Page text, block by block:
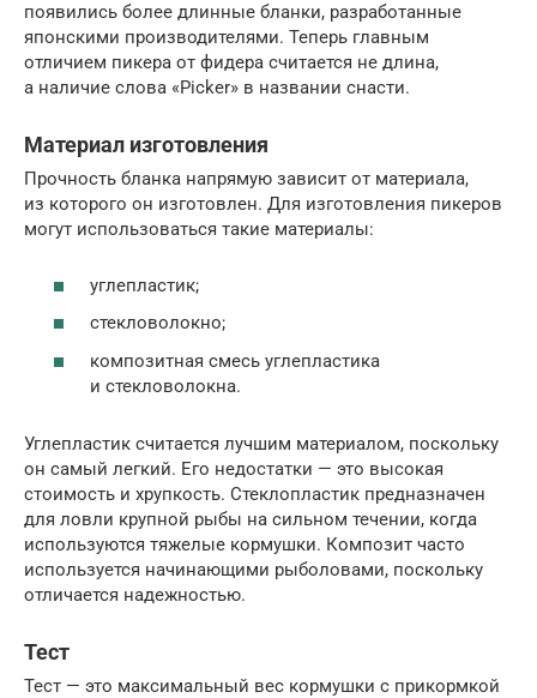
появились более длинные бланки, разработанные
японскими производителями. Теперь главным
отличием пикера от фидера считается не длина,
а наличие слова «Picker» в названии снасти.
Материал изготовления
Прочность бланка напрямую зависит от материала,
из которого он изготовлен. Для изготовления пикеров
могут использоваться такие материалы:
углепластик;
стекловолокно;
композитная смесь углепластика
и стекловолокна.
Углепластик считается лучшим материалом, поскольку
он самый легкий. Его недостатки — это высокая
стоимость и хрупкость. Стеклопластик предназначен
для ловли крупной рыбы на сильном течении, когда
используются тяжелые кормушки. Композит часто
используется начинающими рыболовами, поскольку
отличается надежностью.
Тест
Тест — это максимальный вес кормушки с прикормкой